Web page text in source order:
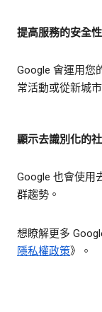
提高服務的安全性
Google 會運用您
常活動或從新城
顯示去識別化的
Google 也會使用
群趨勢。
想瞭解更多
隱私權政策》。